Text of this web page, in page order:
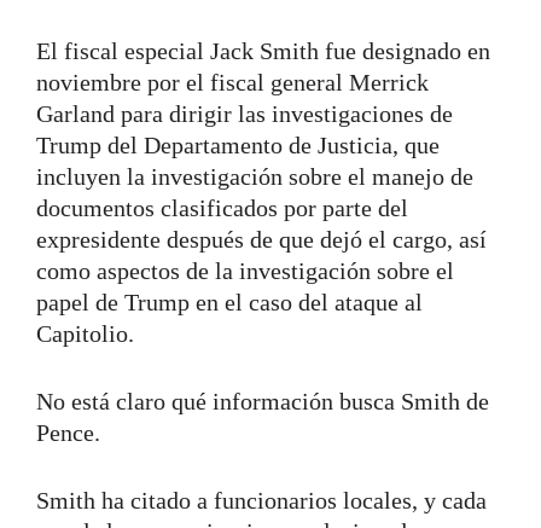
El fiscal especial Jack Smith fue designado en
noviembre por el fiscal general Merrick
Garland para dirigir las investigaciones de
Trump del Departamento de Justicia, que
incluyen la investigación sobre el manejo de
documentos clasificados por parte del
expresidente después de que dejó el cargo, así
como aspectos de la investigación sobre el
papel de Trump en el caso del ataque al
Capitolio.
No está claro qué información busca Smith de
Pence.
Smith ha citado a funcionarios locales, y cada